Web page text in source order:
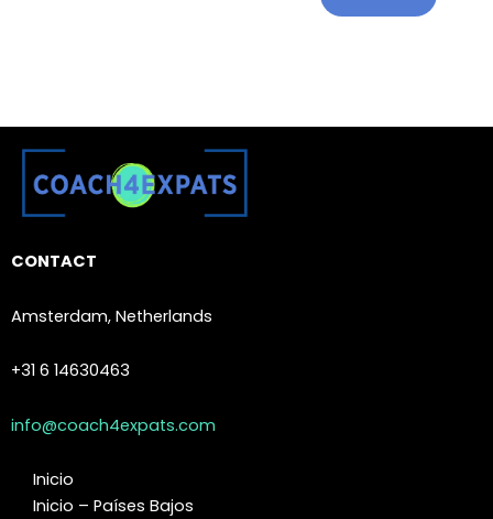
CONTACT
Amsterdam, Netherlands
+31 6 14630463
info@coach4expats.com
Inicio
Inicio – Países Bajos